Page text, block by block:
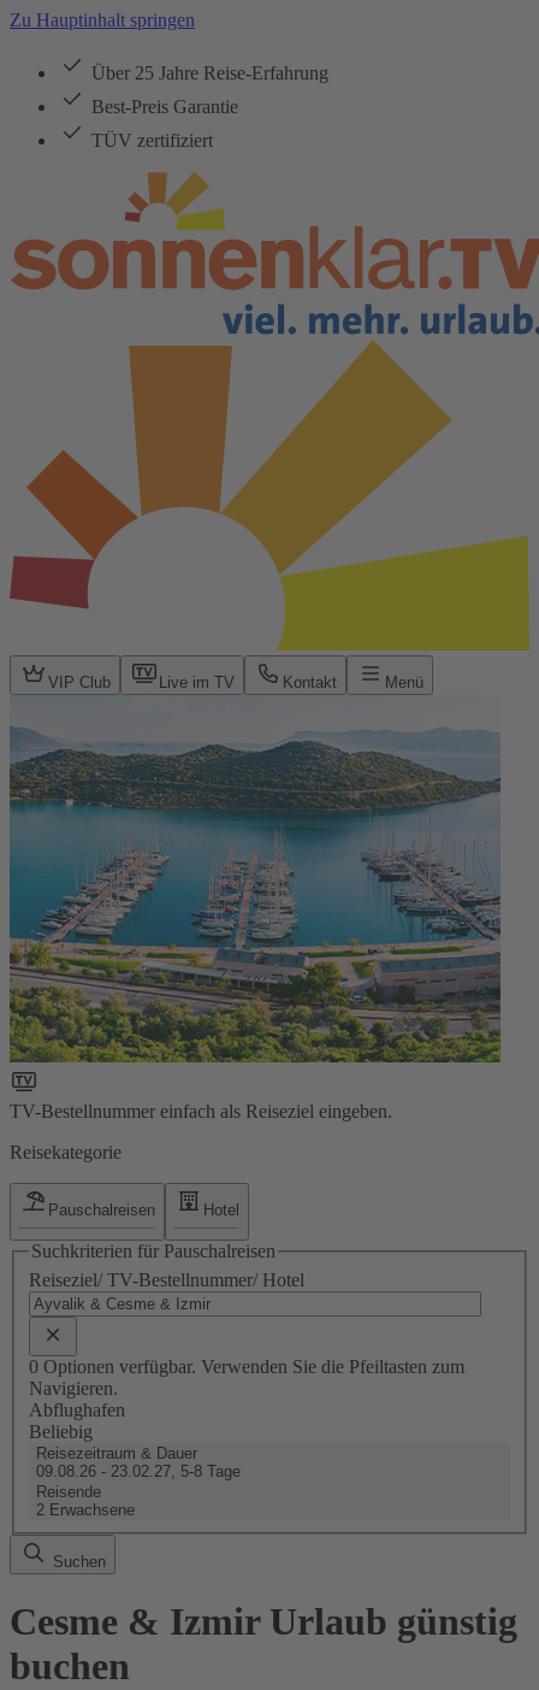
Zu Hauptinhalt springen
Über 25 Jahre Reise-Erfahrung
Best-Preis Garantie
TÜV zertifiziert
VIP Club Live im TV Kontakt Menü
TV-Bestellnummer einfach als Reiseziel eingeben.
Reisekategorie
Pauschalreisen Hotel
Suchkriterien für Pauschalreisen
Reiseziel/ TV-Bestellnummer/ Hotel
0 Optionen verfügbar. Verwenden Sie die Pfeiltasten zum
Navigieren.
Abflughafen
Beliebig
Reisezeitraum & Dauer
09.08.26 - 23.02.27, 5-8 Tage
Reisende
2 Erwachsene
Suchen
Cesme & Izmir Urlaub günstig
buchen